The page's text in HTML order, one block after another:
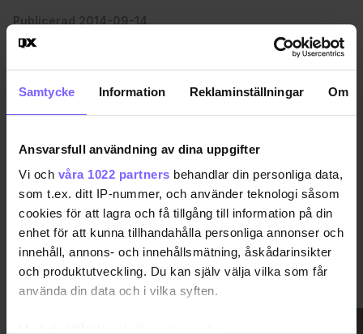
Samtycke Information Reklaminställningar Om
Ansvarsfull användning av dina uppgifter
Vi och våra 1022 partners behandlar din personliga data,
som t.ex. ditt IP-nummer, och använder teknologi såsom
cookies för att lagra och få tillgång till information på din
enhet för att kunna tillhandahålla personliga annonser och
innehåll, annons- och innehållsmätning, åskådarinsikter
och produktutveckling. Du kan själv välja vilka som får
använda din data och i vilka syften.
Publicerad 2014-09-14
Uppdaterad 2017-09-10
VIMMEL VISA MER VIMMEL